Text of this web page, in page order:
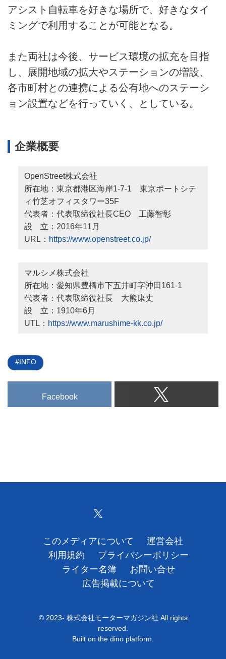
アシスト自転車を好きな場所で、好きなタイ
ミングで利用することが可能となる。
また両社は今後、サービス環境の拡充を目指
し、展開地域の拡大やステーションの増設、
各市町村との連携による公有地へのステーシ
ョン設置などを行っていく、としている。
企業概要
OpenStreet株式会社
所在地：東京都港区海岸1-7-1 東京ポートシテ
ィ竹芝オフィスタワー35F
代表者：代表取締役社長CEO 工藤智彰
設 立：2016年11月
URL： https://www.openstreet.co.jp/
マルシメ株式会社
所在地：愛知県豊橋市下五井町字沖田161-1
代表者：代表取締役社長 大熊康丈
設 立：1910年6月
UTL： https://www.marushime-kk.co.jp/
INFO
Facebook
このメディアについて
運営会社
利用規約
プライバシーポリシー
ライター名簿
お問い合せ
広告掲載について
© 2023- 株式会社モーターマガジン社 All rights
reserved.
Built on the dino platform.